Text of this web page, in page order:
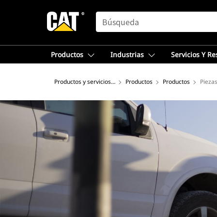
SEARCH
Productos Industrias Servicios Y
Productos y servicios - Norteamérica
Productos Productos